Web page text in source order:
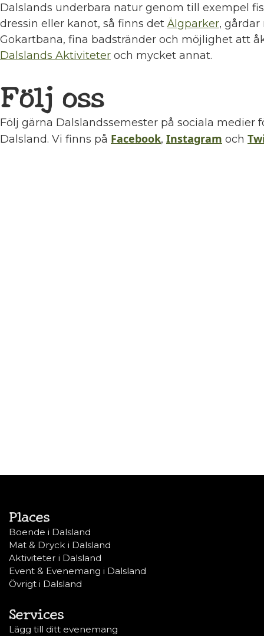
Dalslands underbara natur genom till exempel
dressin eller kanot, så finns det Älgparker, gårdar
Gokartbana, fina badstränder och möjlighet att
Dalslands Aktiviteter och mycket annat.
Följ oss
Följ gärna Dalslandssemester på sociala medier
Dalsland. Vi finns på Facebook, Instagram och
Places
Boende i Dalsland
Mat & Dryck i Dalsland
Aktiviteter i Dalsland
Event & Evenemang i Dalsland
Övrigt i Dalsland
Services
Lägg till ditt evenemang